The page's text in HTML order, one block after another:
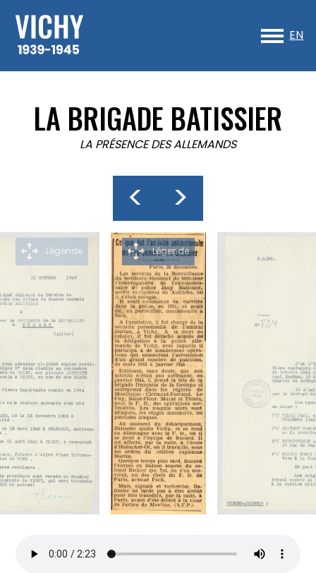
EN
to
LA BRIGADE BATISSIER
LA PRÉSENCE DES ALLEMANDS
<
Légende Légende
>